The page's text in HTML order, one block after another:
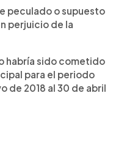
peculado o supuesto
perjuicio de la
habría sido cometido
para el periodo
de 2018 al 30 de abril